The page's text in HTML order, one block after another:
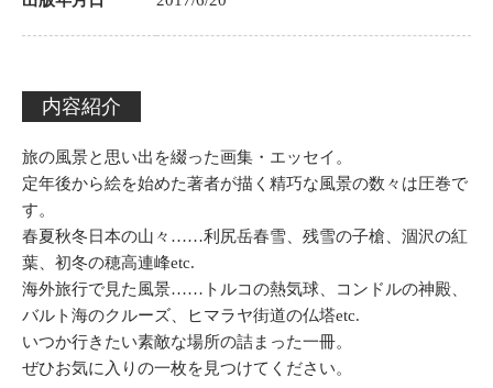
内容紹介
旅の風景と思い出を綴った画集・エッセイ。
定年後から絵を始めた著者が描く精巧な風景の数々は圧巻で
す。
春夏秋冬日本の山々……利尻岳春雪、残雪の子槍、涸沢の紅
葉、初冬の穂高連峰etc.
海外旅行で見た風景……トルコの熱気球、コンドルの神殿、
バルト海のクルーズ、ヒマラヤ街道の仏塔etc.
いつか行きたい素敵な場所の詰まった一冊。
ぜひお気に入りの一枚を見つけてください。